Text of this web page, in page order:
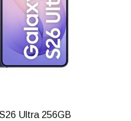
Ultra 256GB